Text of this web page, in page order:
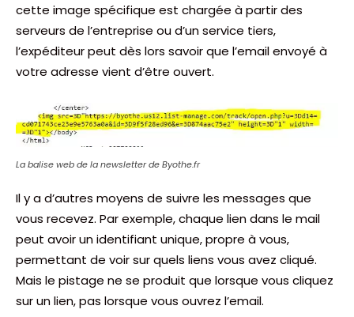
cette image spécifique est chargée à partir des
serveurs de l’entreprise ou d’un service tiers,
l’expéditeur peut dès lors savoir que l’email envoyé à
votre adresse vient d’être ouvert.
La balise web de la newsletter de Byothe.fr
Il y a d’autres moyens de suivre les messages que
vous recevez. Par exemple, chaque lien dans le mail
peut avoir un identifiant unique, propre à vous,
permettant de voir sur quels liens vous avez cliqué.
Mais le pistage ne se produit que lorsque vous cliquez
sur un lien, pas lorsque vous ouvrez l’email.